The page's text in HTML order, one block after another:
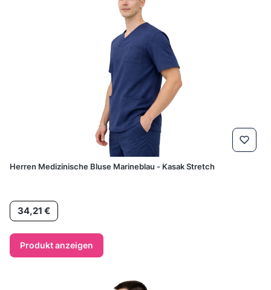
Herren Medizinische Bluse Marineblau - Kasak Stretch
Preis
34,21 €
Produkt anzeigen